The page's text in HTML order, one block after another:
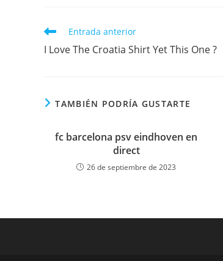
Leer
artículos
Entrada anterior
I Love The Croatia Shirt Yet This One ?
TAMBIÉN PODRÍA GUSTARTE
fc barcelona psv eindhoven en
direct
26 de septiembre de 2023